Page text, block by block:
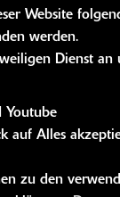
- 12:00 und
- 12:00 und
- 12:00 und
- 12:00 und
- 12:30
Website
werden.
Dienst
Youtube
auf Alles
zu den